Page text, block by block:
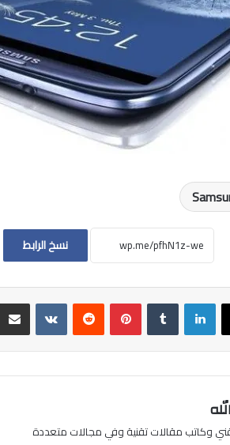
نسخ الرابط
لينكدإن بينتيريست
وكاتب مقالات تقنية وفي مجالات متعددة